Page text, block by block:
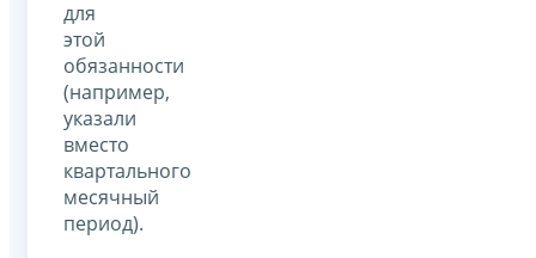
для
этой
обязанности
(например,
указали
вместо
квартального
месячный
период).